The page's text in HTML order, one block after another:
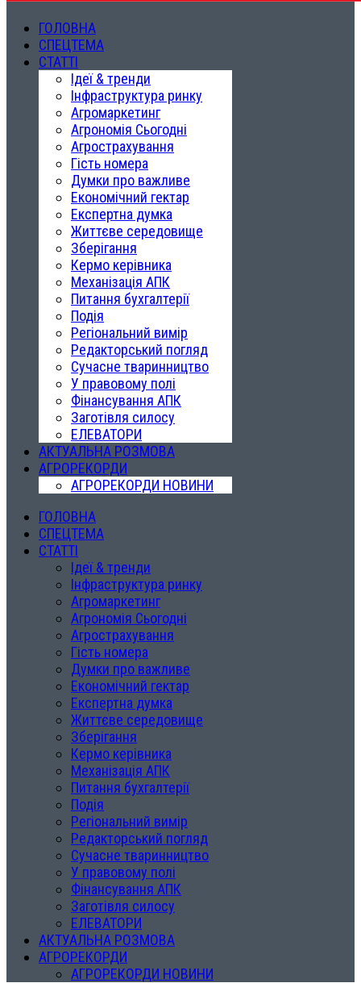
ГОЛОВНА
СПЕЦТЕМА
СТАТТІ
Ідеї & тренди
Інфраструктура ринку
Агромаркетинг
Агрономія Сьогодні
Агрострахування
Гість номера
Думки про важливе
Економічний гектар
Експертна думка
Життєве середовище
Зберігання
Кермо керівника
Механізація АПК
Питання бухгалтерії
Подія
Регіональний вимір
Редакторський погляд
Сучасне тваринництво
У правовому полі
Фінансування АПК
Заготівля силосу
ЕЛЕВАТОРИ
АКТУАЛЬНА РОЗМОВА
АГРОРЕКОРДИ
АГРОРЕКОРДИ НОВИНИ
ГОЛОВНА
СПЕЦТЕМА
СТАТТІ
Ідеї & тренди
Інфраструктура ринку
Агромаркетинг
Агрономія Сьогодні
Агрострахування
Гість номера
Думки про важливе
Економічний гектар
Експертна думка
Життєве середовище
Зберігання
Кермо керівника
Механізація АПК
Питання бухгалтерії
Подія
Регіональний вимір
Редакторський погляд
Сучасне тваринництво
У правовому полі
Фінансування АПК
Заготівля силосу
ЕЛЕВАТОРИ
АКТУАЛЬНА РОЗМОВА
АГРОРЕКОРДИ
АГРОРЕКОРДИ НОВИНИ